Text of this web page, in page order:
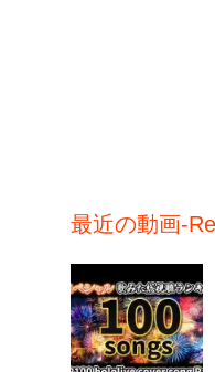
最近の動画-